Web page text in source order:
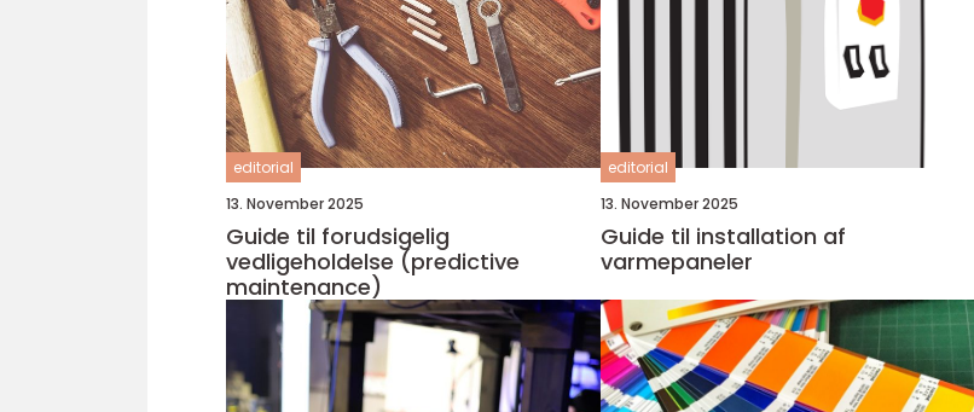
editorial
13. November 2025
Guide til forudsigelig
vedligeholdelse (predictive
maintenance)
editorial
13. November 2025
Guide til installation af
varmepaneler